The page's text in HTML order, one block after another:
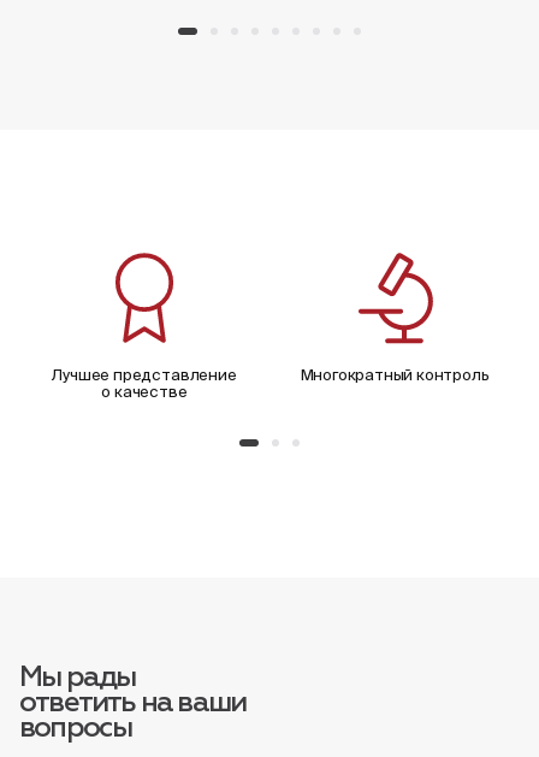
Лучшее представление
о качестве
Многократный контроль
Мы рады
ответить на ваши
вопросы